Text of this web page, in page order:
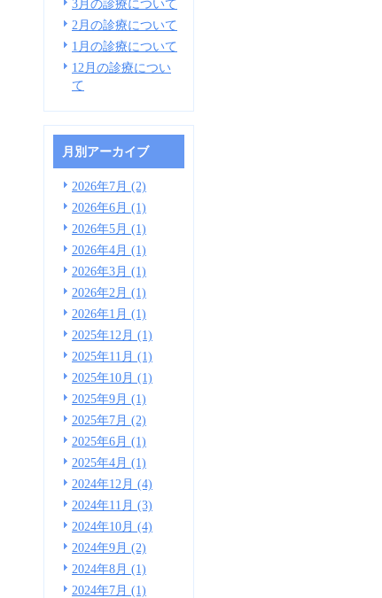
3月の診療について
2月の診療について
1月の診療について
12月の診療につい
て
月別アーカイブ
2026年7月 (2)
2026年6月 (1)
2026年5月 (1)
2026年4月 (1)
2026年3月 (1)
2026年2月 (1)
2026年1月 (1)
2025年12月 (1)
2025年11月 (1)
2025年10月 (1)
2025年9月 (1)
2025年7月 (2)
2025年6月 (1)
2025年4月 (1)
2024年12月 (4)
2024年11月 (3)
2024年10月 (4)
2024年9月 (2)
2024年8月 (1)
2024年7月 (1)